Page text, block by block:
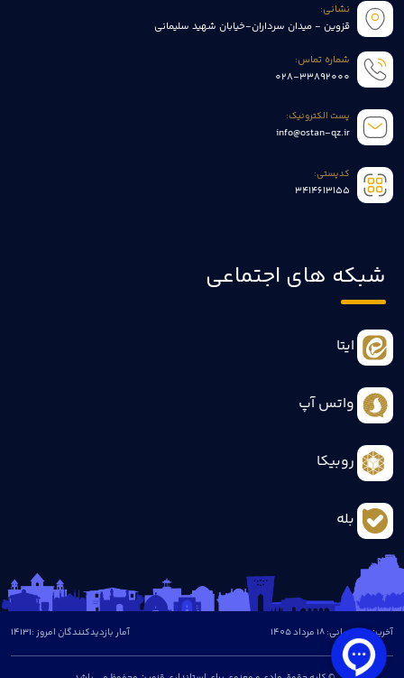
نشانی:
قزوین - میدان سرداران-خیابان شهید سلیمانی
شماره تماس:
028-33892000
پست الکترونیک:
info@ostan-qz.ir
کدپستی:
3414613155
شبکه های اجتماعی
ایتا
واتس آپ
روبیکا
بله
آخرین بروزرسانی: 18 مرداد 1405 آمار بازدیدکنندگان امروز :14131